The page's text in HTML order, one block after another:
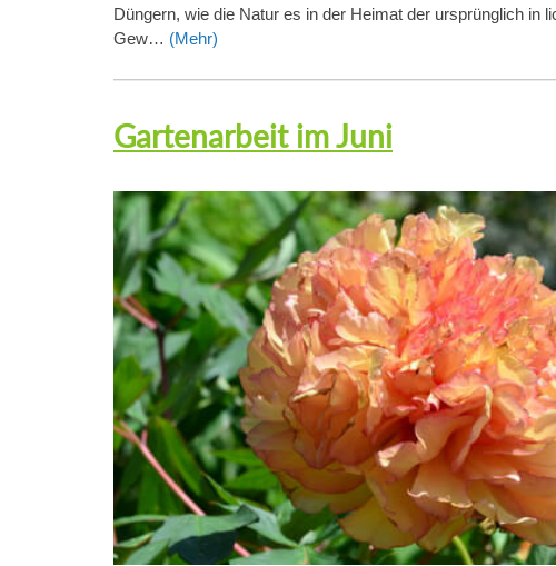
Düngern, wie die Natur es in der Heimat der ursprünglich in
Gew… (Mehr)
Gartenarbeit im Juni